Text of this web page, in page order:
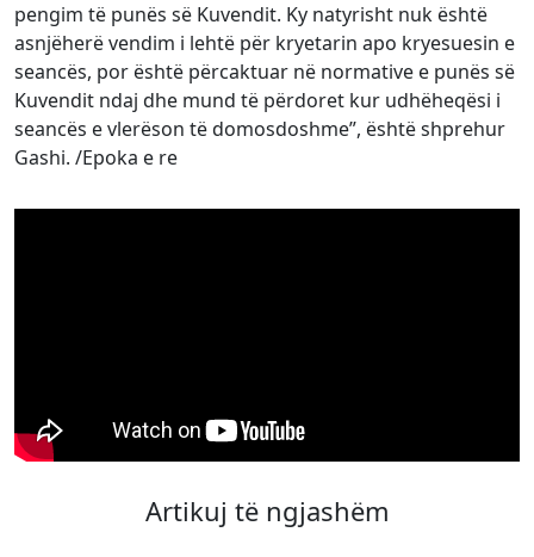
pengim të punës së Kuvendit. Ky natyrisht nuk është
asnjëherë vendim i lehtë për kryetarin apo kryesuesin e
seancës, por është përcaktuar në normative e punës së
Kuvendit ndaj dhe mund të përdoret kur udhëheqësi i
seancës e vlerëson të domosdoshme”, është shprehur
Gashi. /Epoka e re
Artikuj të ngjashëm